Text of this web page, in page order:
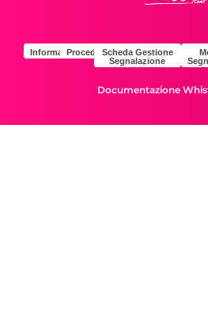
Documentazione
InformativaProceduraScheda Gestione
Segnalazione